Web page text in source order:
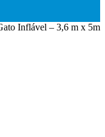
Inflável – 3,6 m x 5m